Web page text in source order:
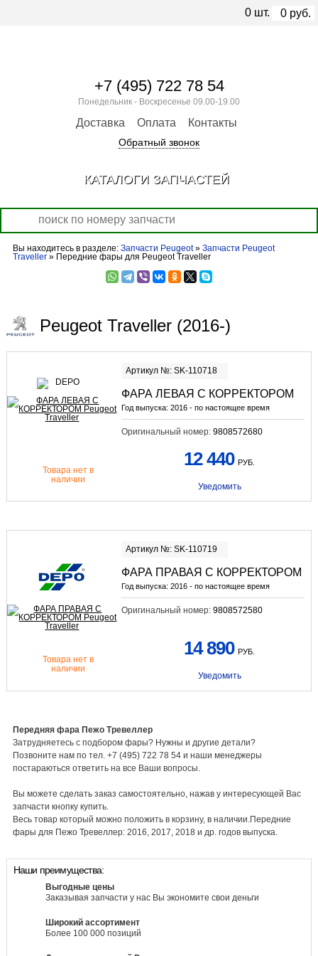
Вы находитесь в разделе: Запчасти Peugeot» Запчасти Peugeot
Traveller» Передние фары для Peugeot Traveller
Peugeot Traveller (2016-)
Артикул №: SK-110718
ФАРА ЛЕВАЯ С КОРРЕКТОРОМ
Год выпуска: 2016 - по настоящее время
Оригинальный номер: 9808572680
Товара нет в
наличии
12 440 РУБ.
Уведомить
Артикул №: SK-110719
ФАРА ПРАВАЯ С КОРРЕКТОРОМ
Год выпуска: 2016 - по настоящее время
Оригинальный номер: 9808572580
Товара нет в
наличии
14 890 РУБ.
Уведомить
Передняя фара Пежо Тревеллер
Затрудняетесь с подбором фары? Нужны и другие детали?
Позвоните нам по тел. +7 (495) 722 78 54 и наши менеджеры
постараються ответить на все Ваши вопросы.
Вы можете сделать заказ самостоятельно, нажав у интересующей Вас
запчасти кнопку купить.
Весь товар который можно положить в корзину, в наличии.Передние
фары для Пежо Тревеллер: 2016, 2017, 2018 и др. годов выпуска.
Наши преимущества:
Выгодные цены
Заказывая запчасти у нас Вы экономите свои деньги
Широкий ассортимент
Более 100 000 позиций
+7 (495) 722 78 54
Понедельник - Воскресенье 09.00-19.00
Доставка Оплата Контакты
Обратный звонок
0 шт. 0 руб.
КАТАЛОГИ ЗАПЧАСТЕЙ